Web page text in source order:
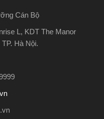
Cán Bộ
L, KDT The Manor
Hà Nội.